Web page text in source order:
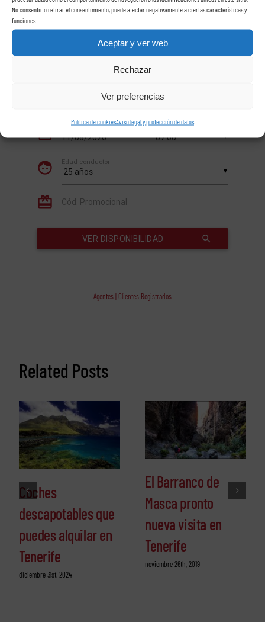
No consentir o retirar el consentimiento, puede afectar negativamente a ciertas características y
funciones.
Aceptar y ver web
Rechazar
Ver preferencias
Política de cookiesAviso legal y protección de datos
Agentes | Clientes Registrados
Related Posts
Coches
descapotables que
puedes alquilar en
Tenerife
diciembre 31st, 2024
El Barranco de
Masca pronto
nueva visita en
Tenerife
noviembre 26th, 2019